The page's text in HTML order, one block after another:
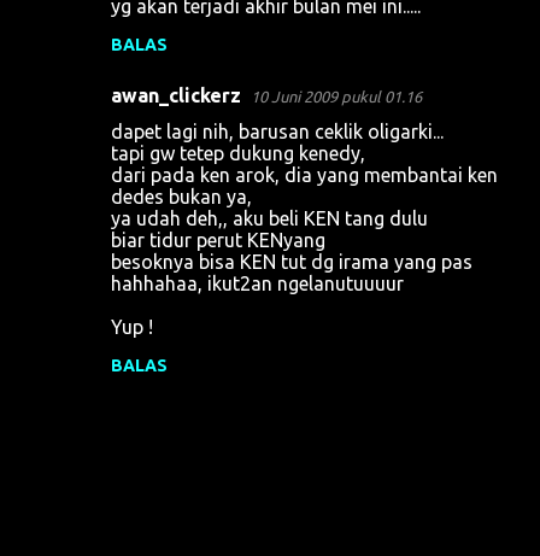
yg akan terjadi akhir bulan mei ini.....
BALAS
awan_clickerz 10 Juni 2009 pukul 01.16
dapet lagi nih, barusan ceklik oligarki...
tapi gw tetep dukung kenedy,
dari pada ken arok, dia yang membantai ken
dedes bukan ya,
ya udah deh,, aku beli KEN tang dulu
biar tidur perut KENyang
besoknya bisa KEN tut dg irama yang pas
hahhahaa, ikut2an ngelanutuuuur
Yup !
BALAS